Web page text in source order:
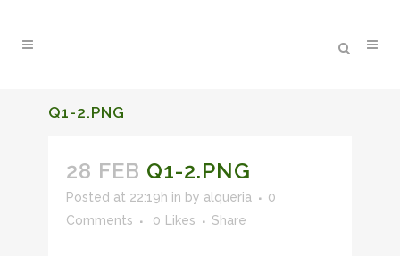
Q1-2.PNG
28 FEB Q1-2.PNG
Posted at 22:19h in by alqueria
0
Comments
0 Likes Share